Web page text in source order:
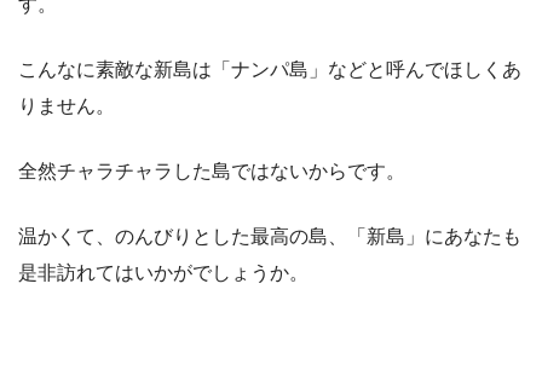
す。
こんなに素敵な新島は「ナンパ島」などと呼んでほしくあ
りません。
全然チャラチャラした島ではないからです。
温かくて、のんびりとした最高の島、「新島」にあなたも
是非訪れてはいかがでしょうか。